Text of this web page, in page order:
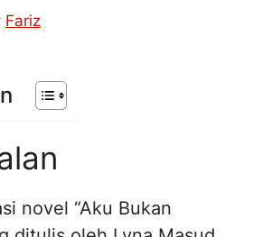
Fariz
novel “Aku Bukan